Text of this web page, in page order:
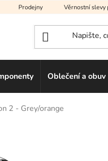
Prodejny Věrnostní slevy
Oblečení a obuv
2 - Grey/orange